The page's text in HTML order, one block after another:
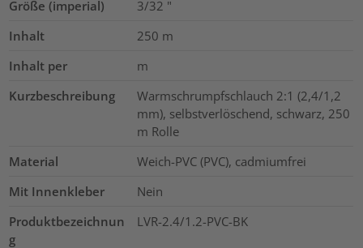
Größe (imperial)
3/32 "
Inhalt
250 m
Inhalt per
m
Kurzbeschreibung
Warmschrumpfschlauch 2:1 (2,4/1,2
mm), selbstverlöschend, schwarz, 250
m Rolle
Material
Weich-PVC (PVC), cadmiumfrei
Mit Innenkleber
Nein
Produktbezeichnun
g
LVR-2.4/1.2-PVC-BK